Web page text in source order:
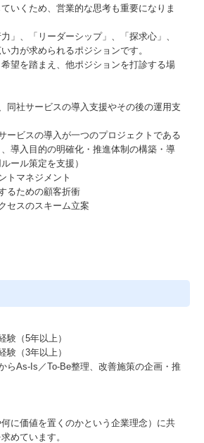
いくため、営業的な思考も重要になりま
」、「リーダーシップ」、「探求心」、
力が求められるポジションです。
望を踏まえ、他ポジションを打診する場
同社サービスの導入支援やその後の運用支
ービスの導入が一つのプロジェクトである
導入目的の明確化・推進体制の構築・導
ール策定を支援）
トマネジメント
るための顧客折衝
セスのスキーム立案
験（5年以上）
験（3年以上）
らAs-Is／To-Be整理、改善施策の企画・推
何に価値を置くのかという企業理念）に共
めています。